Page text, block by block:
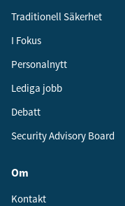
Traditionell Säkerhet
I Fokus
Personalnytt
Lediga jobb
Debatt
Security Advisory Board
Om
Kontakt